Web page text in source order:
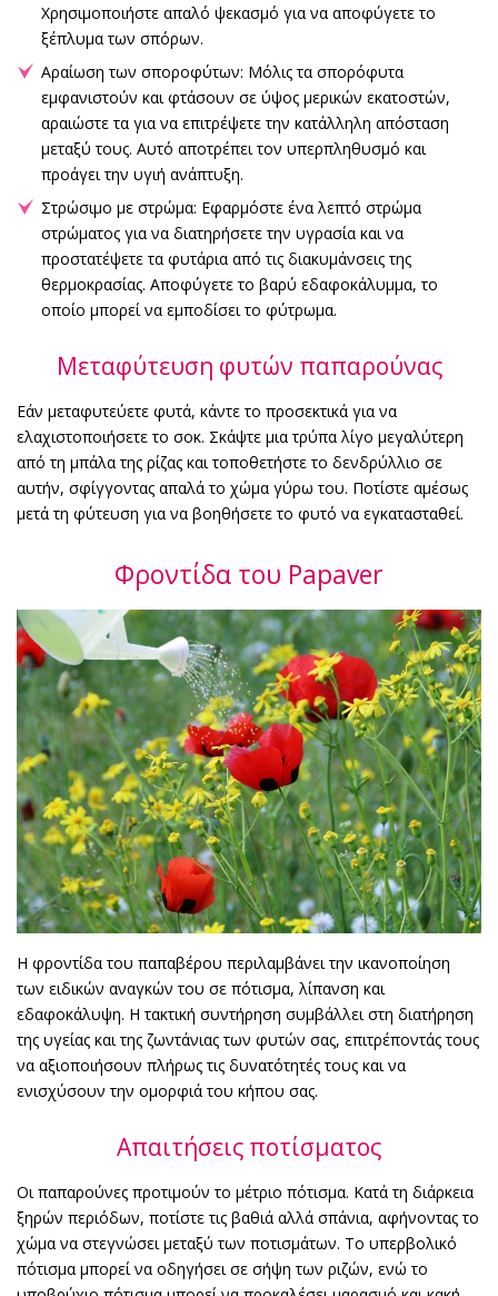
Χρησιμοποιήστε απαλό ψεκασμό για να αποφύγετε το
ξέπλυμα των σπόρων.
Αραίωση των σποροφύτων: Μόλις τα σπορόφυτα
εμφανιστούν και φτάσουν σε ύψος μερικών εκατοστών,
αραιώστε τα για να επιτρέψετε την κατάλληλη απόσταση
μεταξύ τους. Αυτό αποτρέπει τον υπερπληθυσμό και
προάγει την υγιή ανάπτυξη.
Στρώσιμο με στρώμα: Εφαρμόστε ένα λεπτό στρώμα
στρώματος για να διατηρήσετε την υγρασία και να
προστατέψετε τα φυτάρια από τις διακυμάνσεις της
θερμοκρασίας. Αποφύγετε το βαρύ εδαφοκάλυμμα, το
οποίο μπορεί να εμποδίσει το φύτρωμα.
Μεταφύτευση φυτών παπαρούνας
Εάν μεταφυτεύετε φυτά, κάντε το προσεκτικά για να
ελαχιστοποιήσετε το σοκ. Σκάψτε μια τρύπα λίγο μεγαλύτερη
από τη μπάλα της ρίζας και τοποθετήστε το δενδρύλλιο σε
αυτήν, σφίγγοντας απαλά το χώμα γύρω του. Ποτίστε αμέσως
μετά τη φύτευση για να βοηθήσετε το φυτό να εγκατασταθεί.
Φροντίδα του Papaver
Η φροντίδα του παπαβέρου περιλαμβάνει την ικανοποίηση
των ειδικών αναγκών του σε πότισμα, λίπανση και
εδαφοκάλυψη. Η τακτική συντήρηση συμβάλλει στη διατήρηση
της υγείας και της ζωντάνιας των φυτών σας, επιτρέποντάς τους
να αξιοποιήσουν πλήρως τις δυνατότητές τους και να
ενισχύσουν την ομορφιά του κήπου σας.
Απαιτήσεις ποτίσματος
Οι παπαρούνες προτιμούν το μέτριο πότισμα. Κατά τη διάρκεια
ξηρών περιόδων, ποτίστε τις βαθιά αλλά σπάνια, αφήνοντας το
χώμα να στεγνώσει μεταξύ των ποτισμάτων. Το υπερβολικό
πότισμα μπορεί να οδηγήσει σε σήψη των ριζών, ενώ το